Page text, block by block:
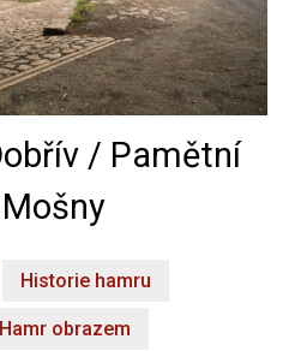
/ Pamětní
Historie hamru
Hamr obrazem